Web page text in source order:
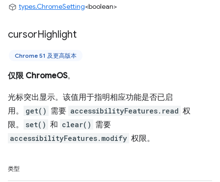
types.ChromeSetting<boolean>
cursorHighlight
Chrome 51 及更高版本
仅限 ChromeOS。
光标突出显示。该值用于指明相应功能是否已启
用。
get() 需要 accessibilityFeatures.read 权
限。
set() 和 clear() 需要
accessibilityFeatures.modify 权限。
类型